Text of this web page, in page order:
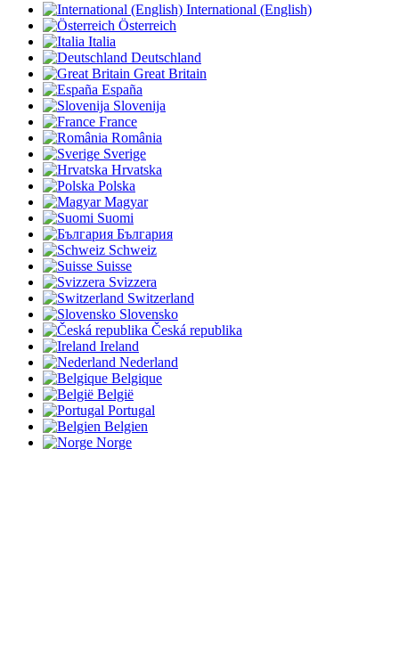
International (English)
Österreich
Italia
Deutschland
Great Britain
España
Slovenija
France
România
Sverige
Hrvatska
Polska
Magyar
Suomi
България
Schweiz
Suisse
Svizzera
Switzerland
Slovensko
Česká republika
Ireland
Nederland
Belgique
België
Portugal
Belgien
Norge